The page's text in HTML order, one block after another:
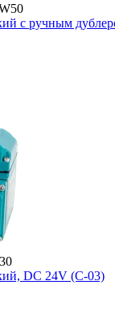
с ручным
DC 24V (C-03)